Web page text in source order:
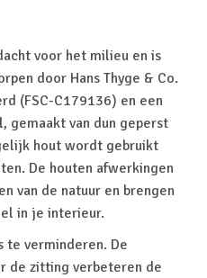
voor het milieu en is
door Hans Thyge & Co.
(FSC-C179136) en een
gemaakt van dun geperst
hout wordt gebruikt
De houten afwerkingen
van de natuur en brengen
in je interieur.
te verminderen. De
de zitting verbeteren de